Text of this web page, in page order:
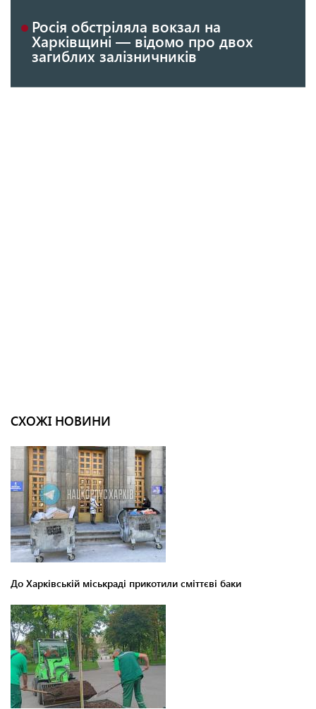
Росія обстріляла вокзал на
Харківщині — відомо про двох
загиблих залізничників
СХОЖІ НОВИНИ
До Харківській міськраді прикотили сміттєві баки